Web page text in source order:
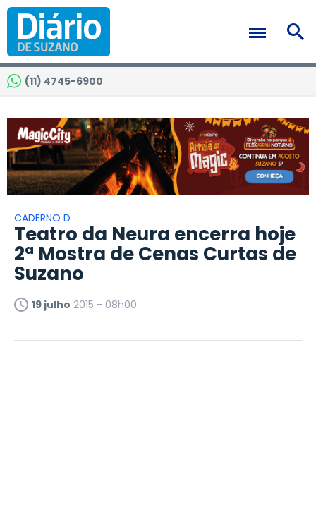
(11) 4745-6900
CADERNO D
Teatro da Neura encerra hoje
2ª Mostra de Cenas Curtas de
Suzano
19 julho 2015 - 08h00